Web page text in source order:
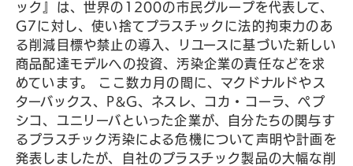
ック』は、世界の1200の市民グループを代表して、
G7に対し、使い捨てプラスチックに法的拘束力のあ
る削減目標や禁止の導入、リユースに基づいた新しい
商品配達モデルへの投資、汚染企業の責任などを求
めています。 ここ数カ月の間に、マクドナルドやス
ターバックス、P&G、ネスレ、コカ・コーラ、ペプ
シコ、ユニリーバといった企業が、自分たちの関与す
るプラスチック汚染による危機について声明や計画を
発表しましたが、自社のプラスチック製品の大幅な削